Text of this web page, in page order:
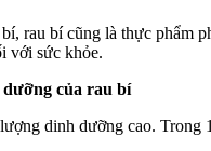
rau bí cũng là thực phẩm
với sức khỏe.
của rau bí
dinh dưỡng cao. Trong